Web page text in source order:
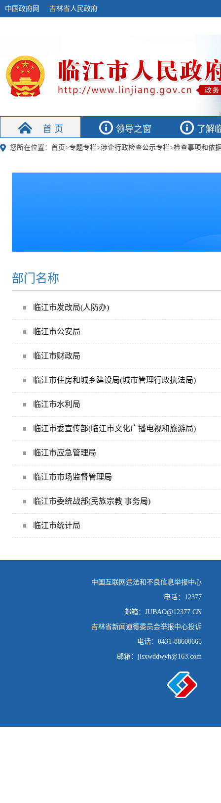
中国政府网 吉林省人民政府
首 页 领导之窗 了解
您所在位置： 首页>专题专栏>涉企行政检查公示专栏>检查事项和依
部门名称
临江市发改局(人防办)
临江市公安局
临江市财政局
临江市住房和城乡建设局(城市管理行政执法局)
临江市水利局
临江市委宣传部(临江市文化广播电视和旅游局)
临江市应急管理局
临江市市场监督管理局
临江市委统战部(民族宗教 事务局)
临江市统计局
中国互联网违法和不良信息举报中心
电话：12377
邮箱：JUBAO@12377.CN
吉林省新闻道德委员会举报中心投诉
电话：0431-88600665
邮箱：jlsxwddwyh@163.com